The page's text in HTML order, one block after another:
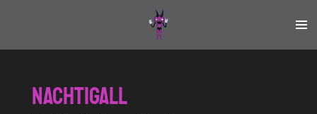
springen
Nachtigall